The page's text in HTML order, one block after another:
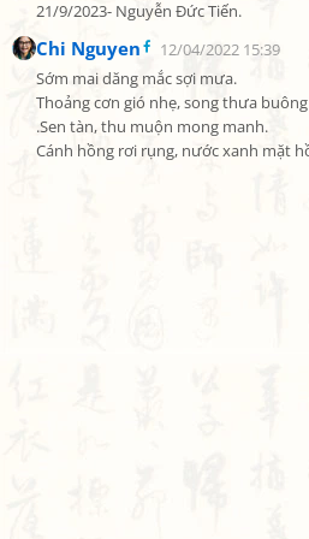
21/9/2023- Nguyễn Đức Tiến.
Chi Nguyen
12/04/2022 15:39
Sớm mai dăng mắc sợi mưa.
Thoảng cơn gió nhẹ, song thưa
.Sen tàn, thu muộn mong manh.
Cánh hồng rơi rụng, nước xanh mặt